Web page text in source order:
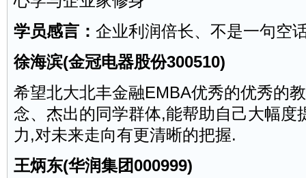
学员感言： 企业利润倍长、不是一句空
徐海滨(金冠电器股份300510)
希望北大北丰金融EMBA优秀的优秀的
念、杰出的同学群体,能帮助自己大幅度
力,对未来走向有更清晰的把握.
王炳东(华润集团000999)